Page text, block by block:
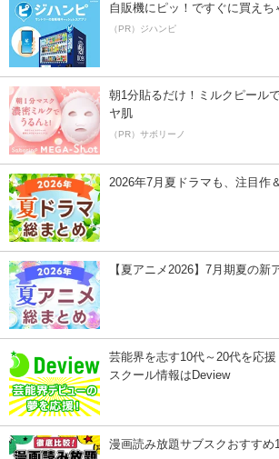
自販機にピッ！ですぐに買えち
（PR）ジハンピ
朝1分貼るだけ！ミルクピール
ヤ肌
（PR）サボリーノ
2026年7月夏ドラマも、注目作
【夏アニメ2026】7月期夏の新
芸能界を志す10代～20代を応援
スクール情報はDeview
漫画読み放題サブスクおすすめ